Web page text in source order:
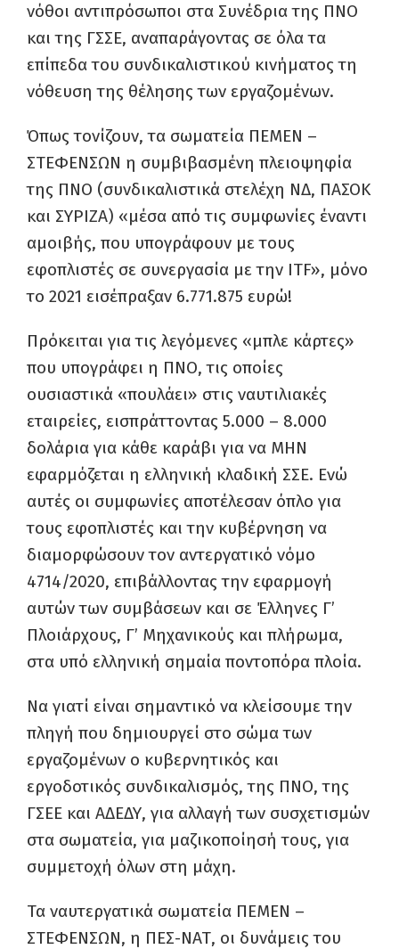
νόθοι αντιπρόσωποι στα Συνέδρια της ΠΝΟ
και της ΓΣΣΕ, αναπαράγοντας σε όλα τα
επίπεδα του συνδικαλιστικού κινήματος τη
νόθευση της θέλησης των εργαζομένων.
Όπως τονίζουν, τα σωματεία ΠΕΜΕΝ –
ΣΤΕΦΕΝΣΩΝ η συμβιβασμένη πλειοψηφία
της ΠΝΟ (συνδικαλιστικά στελέχη ΝΔ, ΠΑΣΟΚ
και ΣΥΡΙΖΑ) «μέσα από τις συμφωνίες έναντι
αμοιβής, που υπογράφουν με τους
εφοπλιστές σε συνεργασία με την ITF», μόνο
το 2021 εισέπραξαν 6.771.875 ευρώ!
Πρόκειται για τις λεγόμενες «μπλε κάρτες»
που υπογράφει η ΠΝΟ, τις οποίες
ουσιαστικά «πουλάει» στις ναυτιλιακές
εταιρείες, εισπράττοντας 5.000 – 8.000
δολάρια για κάθε καράβι για να ΜΗΝ
εφαρμόζεται η ελληνική κλαδική ΣΣΕ. Ενώ
αυτές οι συμφωνίες αποτέλεσαν όπλο για
τους εφοπλιστές και την κυβέρνηση να
διαμορφώσουν τον αντεργατικό νόμο
4714/2020, επιβάλλοντας την εφαρμογή
αυτών των συμβάσεων και σε Έλληνες Γ’
Πλοιάρχους, Γ’ Μηχανικούς και πλήρωμα,
στα υπό ελληνική σημαία ποντοπόρα πλοία.
Να γιατί είναι σημαντικό να κλείσουμε την
πληγή που δημιουργεί στο σώμα των
εργαζομένων ο κυβερνητικός και
εργοδοτικός συνδικαλισμός, της ΠΝΟ, της
ΓΣΕΕ και ΑΔΕΔΥ, για αλλαγή των συσχετισμών
στα σωματεία, για μαζικοποίησή τους, για
συμμετοχή όλων στη μάχη.
Τα ναυτεργατικά σωματεία ΠΕΜΕΝ –
ΣΤΕΦΕΝΣΩΝ, η ΠΕΣ-ΝΑΤ, οι δυνάμεις του